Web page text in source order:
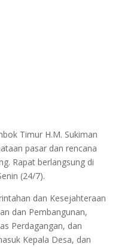
Timur H.M. Sukiman
pasar dan rencana
Rapat berlangsung di
(24/7).
dan Kesejahteraan
dan Pembangunan,
Perdagangan, dan
Kepala Desa, dan